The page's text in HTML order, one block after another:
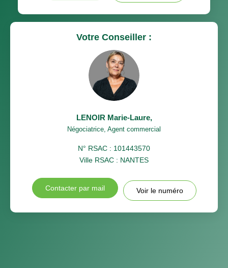
Votre Conseiller :
LENOIR Marie-Laure,
Négociatrice, Agent commercial
N° RSAC : 101443570
Ville RSAC : NANTES
Contacter par mail Voir le numéro